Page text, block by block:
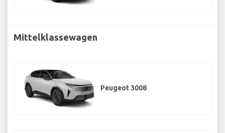
Mittelklassewagen
Peugeot 3008